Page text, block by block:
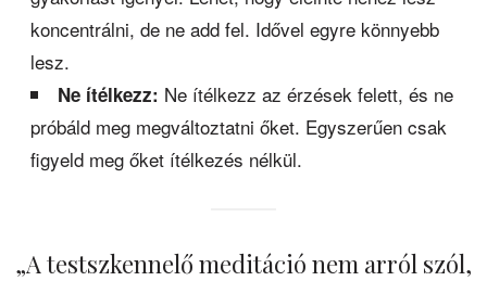
koncentrálni, de ne add fel. Idővel egyre könnyebb
lesz.
Ne ítélkezz: Ne ítélkezz az érzések felett, és ne
próbáld meg megváltoztatni őket. Egyszerűen csak
figyeld meg őket ítélkezés nélkül.
„A testszkennelő meditáció nem arról szól,